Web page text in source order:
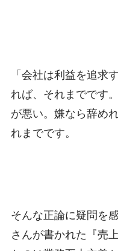
「会社は利益を追求
れば、それまでです
が悪い。嫌なら辞め
れまでです。
そんな正論に疑問を
さんが書かれた『売